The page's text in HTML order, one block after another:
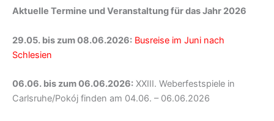
Aktuelle Termine und Veranstaltung für das Jahr 2026
29.05. bis zum 08.06.2026: Busreise im Juni nach
Schlesien
06.06. bis zum 06.06.2026: XXIII. Weberfestspiele in
Carlsruhe/Pokój finden am 04.06. – 06.06.2026